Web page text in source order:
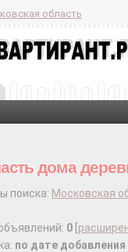
область
дома
поиска: Московская
0
по дате добавления